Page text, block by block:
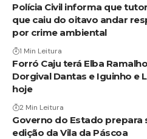
Polícia Civil informa que
que caiu do oitavo andar
por crime ambiental
1 Min Leitura
Forró Caju terá Elba
Dorgival Dantas e Iguinho e
hoje
2 Min Leitura
Governo do Estado prepara
edição da Vila da Páscoa